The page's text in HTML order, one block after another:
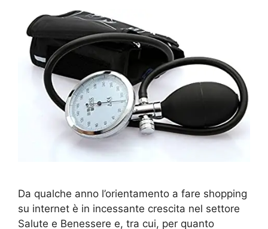
Da qualche anno l’orientamento a fare shopping
su internet è in incessante crescita nel settore
Salute e Benessere e, tra cui, per quanto